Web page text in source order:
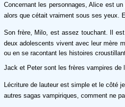
Concernant les personnages, Alice est un
alors que cétait vraiment sous ses yeux.
Son frère, Milo, est assez touchant. Il est
deux adolescents vivent avec leur mère
ou en se racontant les histoires
Jack et Peter sont les frères vampires de
Lécriture de lauteur est simple et le
autres sagas vampiriques, comment ne